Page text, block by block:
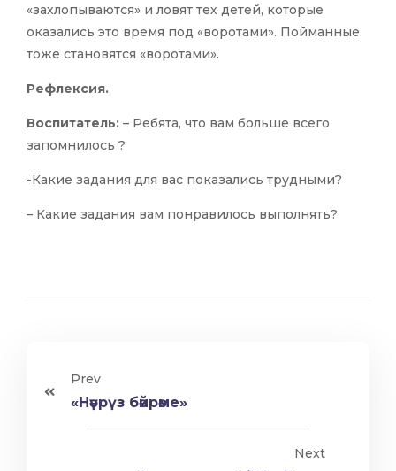
«захлопываются» и ловят тех детей, которые
оказались это время под «воротами». Пойманные
тоже становятся «воротами».
Рефлексия.
Воспитатель: – Ребята, что вам больше всего
запомнилось ?
-Какие задания для вас показались трудными?
– Какие задания вам понравилось выполнять?
Prev
«Нәүрүз бәйрәме»
Next